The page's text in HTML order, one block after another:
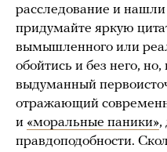
расследование и нашли
придумайте яркую
вымышленного или
обойтись и без него,
выдуманный
отражающий
и «моральные паники»,
правдоподобности.